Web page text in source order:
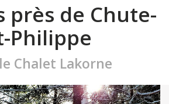
près de Chute-
Philippe
Chalet Lakorne